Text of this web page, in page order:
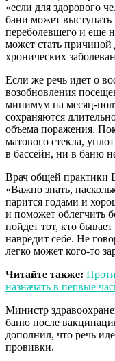
«если для здорового
бани может выступать
переболевшего и еще
может стать
хронических
Если же речь идет о
возобновления
минимум на месяц-
сохраняются
объема поражения.
матового стекла,
в бассейн, ни в баню
Врач общей практики
«Важно знать,
парится годами и
и поможет облегчить
пойдет тот, кто
навредит себе. Не
легко может кого-то
Читайте также:
назначать в первые
Министр
баню после
дополнил, что речь
провивки.